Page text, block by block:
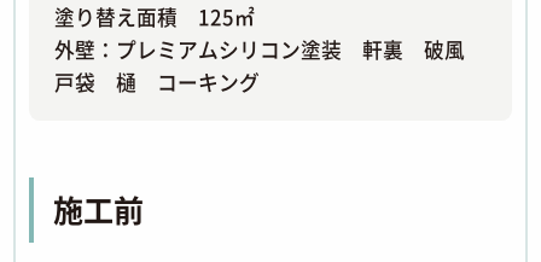
塗り替え面積 125㎡
外壁：プレミアムシリコン塗装 軒裏 破風
戸袋 樋 コーキング
施工前